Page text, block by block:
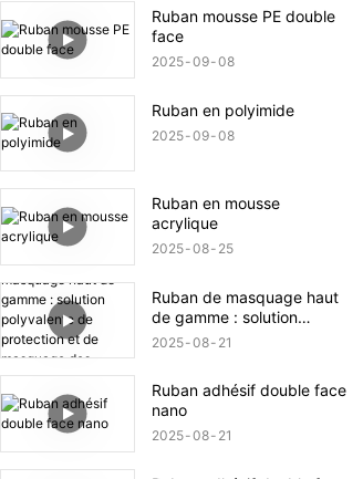
Ruban mousse PE double
face
2025 09 08
Ruban en polyimide
2025 09 08
Ruban en mousse
acrylique
2025 08 25
Ruban de masquage haut
de gamme : solution
polyvalente de protection
2025 08 21
Ruban adhésif double face
nano
2025 08 21